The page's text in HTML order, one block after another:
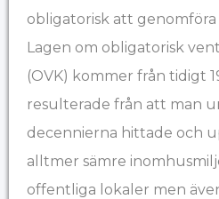
obligatorisk att genomföra
Lagen om obligatorisk
(OVK) kommer från tidigt
resulterade från att man
decennierna hittade och
alltmer sämre
offentliga lokaler men